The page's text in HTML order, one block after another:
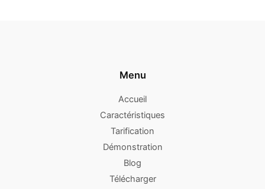
Menu
Accueil
Caractéristiques
Tarification
Démonstration
Blog
Télécharger